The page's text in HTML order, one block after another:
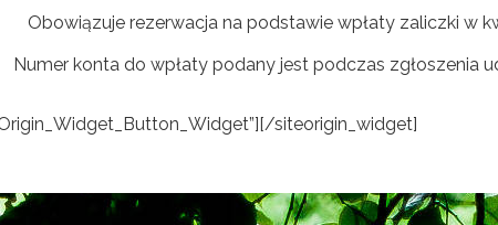
Obowiązuje rezerwacja na podstawie wpłaty zaliczki w
Numer konta do wpłaty podany jest podczas zgłoszenia
[/siteorigin_widget]